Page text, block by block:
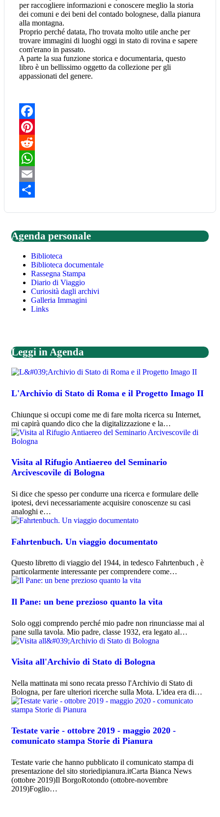
per raccogliere informazioni e conoscere meglio la storia
dei comuni e dei beni del contado bolognese, dalla pianura
alla montagna.
Proprio perché datata, l'ho trovata molto utile anche per
trovare immagini di luoghi oggi in stato di rovina e sapere
com'erano in passato.
A parte la sua funzione storica e documentaria, questo
libro è un bellissimo oggetto da collezione per gli
appassionati del genere.
Facebook
Pinterest
Reddit
WhatsApp
Email
Agenda personale
Biblioteca
Biblioteca documentale
Rassegna Stampa
Diario di Viaggio
Curiosità dagli archivi
Galleria Immagini
Links
Leggi in Agenda
L'Archivio di Stato di Roma e il Progetto Imago II
Chiunque si occupi come me di fare molta ricerca su Internet,
mi capirà quando dico che la digitalizzazione e la…
Visita al Rifugio Antiaereo del Seminario
Arcivescovile di Bologna
Si dice che spesso per condurre una ricerca e formulare delle
ipotesi, devi necessariamente acquisire conoscenze su casi
analoghi e…
Fahrtenbuch. Un viaggio documentato
Questo libretto di viaggio del 1944, in tedesco Fahrtenbuch , è
particolarmente interessante per comprendere come…
Il Pane: un bene prezioso quanto la vita
Solo oggi comprendo perché mio padre non rinunciasse mai al
pane sulla tavola. Mio padre, classe 1932, era legato al…
Visita all'Archivio di Stato di Bologna
Nella mattinata mi sono recata presso l'Archivio di Stato di
Bologna, per fare ulteriori ricerche sulla Mota. L'idea era di…
Testate varie - ottobre 2019 - maggio 2020 -
comunicato stampa Storie di Pianura
Testate varie che hanno pubblicato il comunicato stampa di
presentazione del sito storiedipianura.itCarta Bianca News
(ottobre 2019)Il BorgoRotondo (ottobre-novembre
2019)Foglio…